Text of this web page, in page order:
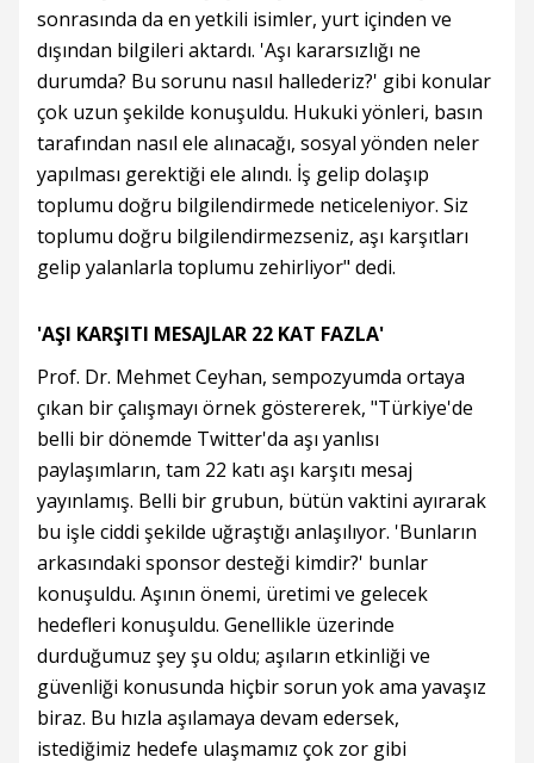
sonrasında da en yetkili isimler, yurt içinden ve
dışından bilgileri aktardı. 'Aşı kararsızlığı ne
durumda? Bu sorunu nasıl hallederiz?' gibi konular
çok uzun şekilde konuşuldu. Hukuki yönleri, basın
tarafından nasıl ele alınacağı, sosyal yönden neler
yapılması gerektiği ele alındı. İş gelip dolaşıp
toplumu doğru bilgilendirmede neticeleniyor. Siz
toplumu doğru bilgilendirmezseniz, aşı karşıtları
gelip yalanlarla toplumu zehirliyor" dedi.
'AŞI KARŞITI MESAJLAR 22 KAT FAZLA'
Prof. Dr. Mehmet Ceyhan, sempozyumda ortaya
çıkan bir çalışmayı örnek göstererek, "Türkiye'de
belli bir dönemde Twitter'da aşı yanlısı
paylaşımların, tam 22 katı aşı karşıtı mesaj
yayınlamış. Belli bir grubun, bütün vaktini ayırarak
bu işle ciddi şekilde uğraştığı anlaşılıyor. 'Bunların
arkasındaki sponsor desteği kimdir?' bunlar
konuşuldu. Aşının önemi, üretimi ve gelecek
hedefleri konuşuldu. Genellikle üzerinde
durduğumuz şey şu oldu; aşıların etkinliği ve
güvenliği konusunda hiçbir sorun yok ama yavaşız
biraz. Bu hızla aşılamaya devam edersek,
istediğimiz hedefe ulaşmamız çok zor gibi